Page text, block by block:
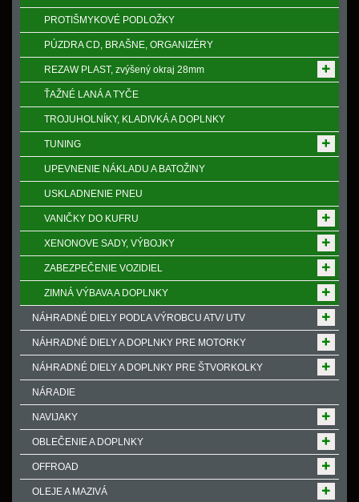
PROTIŠMYKOVÉ PODLOŽKY
PÚZDRA CD, BRAŠNE, ORGANIZÉRY
REZAW PLAST, zvýšený okraj 28mm
ŤAŽNÉ LANÁ A TYČE
TROJUHOLNÍKY, KLADIVKÁ A DOPLNKY
TUNING
UPEVNENIE NÁKLADU A BATOŽINY
USKLADNENIE PNEU
VANIČKY DO KUFRU
XENONOVE SADY, VÝBOJKY
ZABEZPEČENIE VOZIDIEL
ZIMNÁ VÝBAVA A DOPLNKY
NÁHRADNÉ DIELY PODĽA VÝROBCU ATV/ UTV
NÁHRADNÉ DIELY A DOPLNKY PRE MOTORKY
NÁHRADNÉ DIELY A DOPLNKY PRE ŠTVORKOLKY
NÁRADIE
NAVIJAKY
OBLEČENIE A DOPLNKY
OFFROAD
OLEJE A MAZIVÁ